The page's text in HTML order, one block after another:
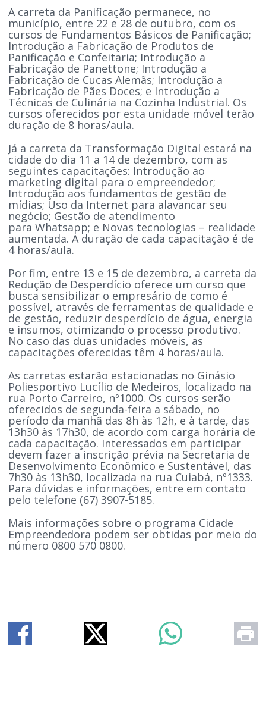
A carreta da Panificação permanece, no
município, entre 22 e 28 de outubro, com os
cursos de Fundamentos Básicos de Panificação;
Introdução a Fabricação de Produtos de
Panificação e Confeitaria; Introdução a
Fabricação de Panettone; Introdução a
Fabricação de Cucas Alemãs; Introdução a
Fabricação de Pães Doces; e Introdução a
Técnicas de Culinária na Cozinha Industrial. Os
cursos oferecidos por esta unidade móvel terão
duração de 8 horas/aula.
Já a carreta da Transformação Digital estará na
cidade do dia 11 a 14 de dezembro, com as
seguintes capacitações: Introdução ao
marketing digital para o empreendedor;
Introdução aos fundamentos de gestão de
mídias; Uso da Internet para alavancar seu
negócio; Gestão de atendimento
para Whatsapp; e Novas tecnologias – realidade
aumentada. A duração de cada capacitação é de
4 horas/aula.
Por fim, entre 13 e 15 de dezembro, a carreta da
Redução de Desperdício oferece um curso que
busca sensibilizar o empresário de como é
possível, através de ferramentas de qualidade e
de gestão, reduzir desperdício de água, energia
e insumos, otimizando o processo produtivo.
No caso das duas unidades móveis, as
capacitações oferecidas têm 4 horas/aula.
As carretas estarão estacionadas no Ginásio
Poliesportivo Lucílio de Medeiros, localizado na
rua Porto Carreiro, nº1000. Os cursos serão
oferecidos de segunda-feira a sábado, no
período da manhã das 8h às 12h, e à tarde, das
13h30 às 17h30, de acordo com carga horária de
cada capacitação. Interessados em participar
devem fazer a inscrição prévia na Secretaria de
Desenvolvimento Econômico e Sustentável, das
7h30 às 13h30, localizada na rua Cuiabá, nº1333.
Para dúvidas e informações, entre em contato
pelo telefone (67) 3907-5185.
Mais informações sobre o programa Cidade
Empreendedora podem ser obtidas por meio do
número 0800 570 0800.